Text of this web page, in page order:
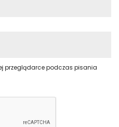
przeglądarce podczas pisania